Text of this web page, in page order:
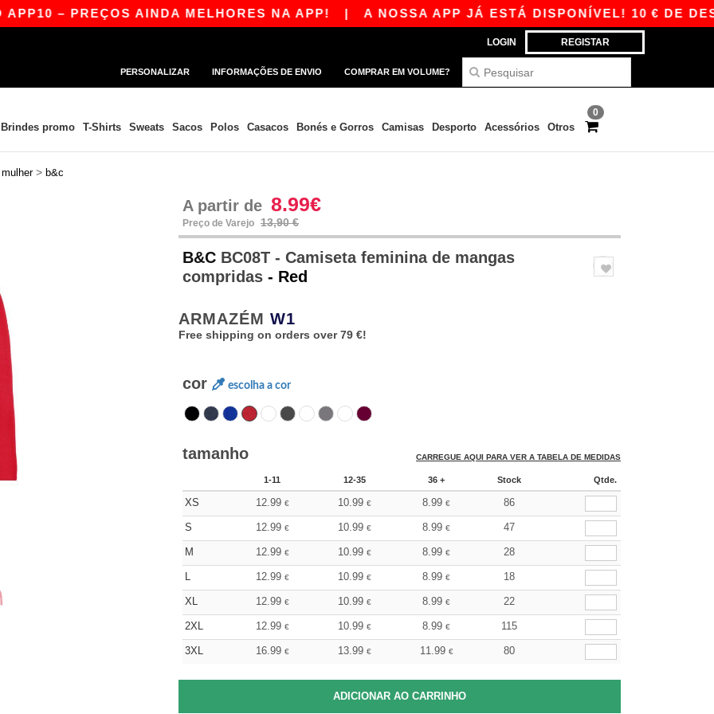
AINDA MELHORES NA APP!|A NOSSA APP JÁ ESTÁ DISPONÍVEL! 10 € DE
LOGIN REGISTAR
PERSONALIZAR INFORMAÇÕES DE ENVIO COMPRAR EM VOLUME?
0
Brindes promo T-Shirts Sweats Sacos Polos Casacos Bonés e Gorros Camisas Desporto Acessórios Otros
mulher > b&c
A partir de 8.99€
Preço de Varejo 13,90 €
B&C BC08T - Camiseta feminina de mangas
compridas - Red
ARMAZÉM W1
Free shipping on orders over 79 €!
cor escolha a cor
tamanho CARREGUE AQUI PARA VER A TABELA DE MEDIDAS
1-11 12-35 36 + Stock Qtde.
XS 12.99 € 10.99 € 8.99 € 86
S 12.99 € 10.99 € 8.99 € 47
M 12.99 € 10.99 € 8.99 € 28
L 12.99 € 10.99 € 8.99 € 18
XL 12.99 € 10.99 € 8.99 € 22
2XL 12.99 € 10.99 € 8.99 € 115
3XL 16.99 € 13.99 € 11.99 € 80